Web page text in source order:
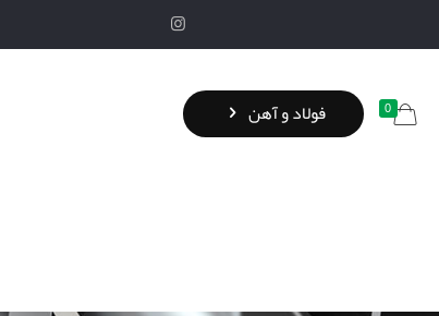
0 فولاد و آهن